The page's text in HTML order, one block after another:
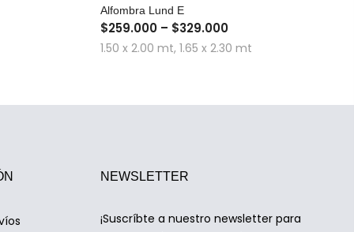
COMPRA RÁPIDA
Alfombra Lund E
$259.000 – $329.000
1.50 x 2.00 mt, 1.65 x 2.30 mt
NEWSLETTER
¡Suscríbte a nuestro newsletter para